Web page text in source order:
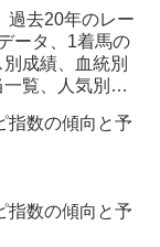
去20年のレー
ータ、1着馬の
成績、血統別
一覧、人気別な
数の傾向と予
数の傾向と予